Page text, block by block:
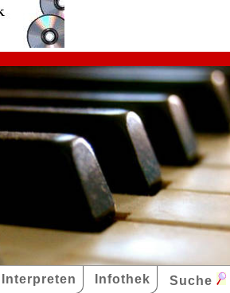
Interpreten Infothek Suche